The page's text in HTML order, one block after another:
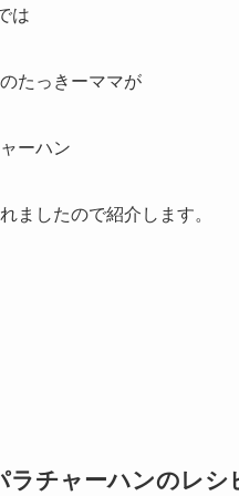
は
たっきーママが
ーハン
ましたので紹介します。
ラチャーハンのレシ